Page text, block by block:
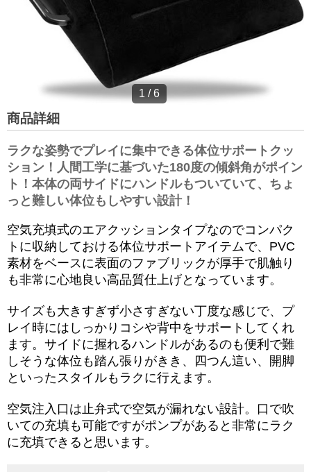
1 /6
商品詳細
ラクな姿勢でプレイに集中できる体位サポートクッ
ション！人間工学に基づいた180度の傾斜角がポイン
ト！本体の両サイドにハンドルもついていて、ちょ
っと難しい体位もしやすい設計！
空気充填式のエアクッションタイプなのでコンパク
トに収納しておける体位サポートアイテムで、PVC
素材をベースに表面のファブリックが厚手で肌触り
も非常に心地良い高品質仕上げとなっています。
サイズも大きすぎず小さすぎない丁度な感じで、プ
レイ時にはしっかりコシや背中をサポートしてくれ
ます。サイドに握れるハンドルがあるのも便利で難
しそうな体位も踏ん張りがきき、四つん這い、開脚
といったスタイルもラクに行えます。
空気注入口は止弁式で空気が漏れない設計。口で吹
いての充填も可能ですがポンプがあると非常にラク
に充填できると思います。